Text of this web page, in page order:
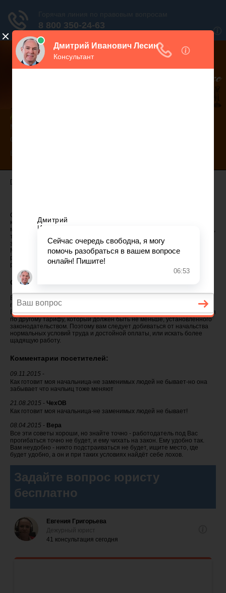
Москва и МО
СПб и ЛО
Все регионы
ГЛАВНАЯ
Скажите, имеет ли право начальник платить за ночную работу так же,
как и за дневную, в таком же размере? Я работаю в магазине, недавно
мы стали работать круглосуточно. Теперь поменялся и график работы,
то есть мы пока вынуждены работать сутки через сутки. При этом
зарплата осталась стоять на месте. Скажите, разве это правильно?
Мы сильно изматываемся от такого графика, в ночное время тяжело
работать. Должна ли быть какая-то повышенная зарплата для такой
работы?
Ответ юриста
Ваш работодатель неправ. Во-первых, у вас нет времени для
полноценного отдыха, и вы зря согласились на такие условия работы.
Во-вторых, согласно ст. 154 ТК РФ, в ночное время работа исчисляется
по другому тарифу, который должен быть не меньше, установленного
законодательством. Поэтому вам следует добиваться от начальства
нормальных условий труда и достойной оплаты, или искать более
щадящую работу.
Комментарии посетителей:
09.11.2015 -
Как готовит моя начальница-не заменимых людей не бывает-но она
забывает что начльиц тоже меняют
21.08.2015 - ЧехОВ
Как готовит моя начальница-не заменимых людей не бывает!
08.04.2015 - Вера
Все эти советы хороши, но знайте точно - работодатель под Вас
прогибаться точно не будет, и ему чихать на закон. Ему удобно так.
Вам неудобно - никто подстраиваться не будет, ищите место, где
будет удобно, а он и при таких условиях найдёт себе лохов.